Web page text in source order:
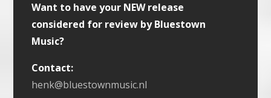
Want to have your NEW release
considered for review by Bluestown
Music?
Contact:
henk@bluestownmusic.nl